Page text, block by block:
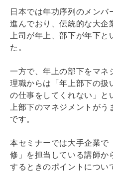
日本では年功序列のメン
進んでおり、伝統的な大企
上司が年上、部下が年下と
た。
一方で、年上の部下をマネ
理職からは「年上部下の扱
の仕事をしてくれない」と
上部下のマネジメントがう
です。
本セミナーでは大手企業で
修」を担当している講師か
するときのポイントについ